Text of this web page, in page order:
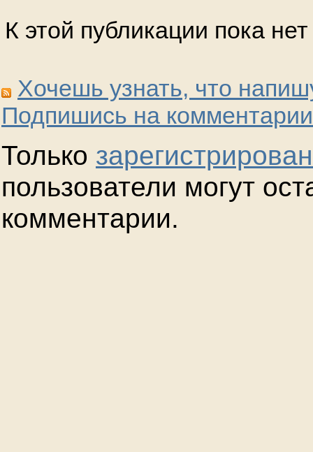
К этой публикации пока
Хочешь узнать, что
Подпишись на
Только
пользователи могут
комментарии.